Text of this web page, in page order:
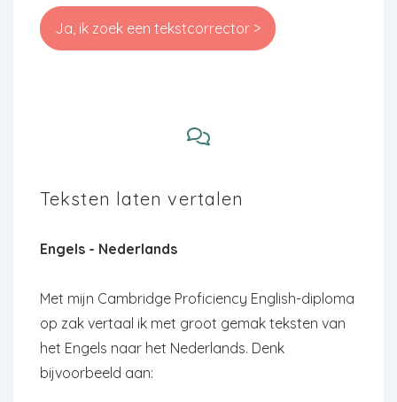
Ja, ik zoek een tekstcorrector >
Teksten laten vertalen
Engels - Nederlands
Met mijn Cambridge Proficiency English-diploma
op zak vertaal ik met groot gemak teksten van
het Engels naar het Nederlands. Denk
bijvoorbeeld aan: